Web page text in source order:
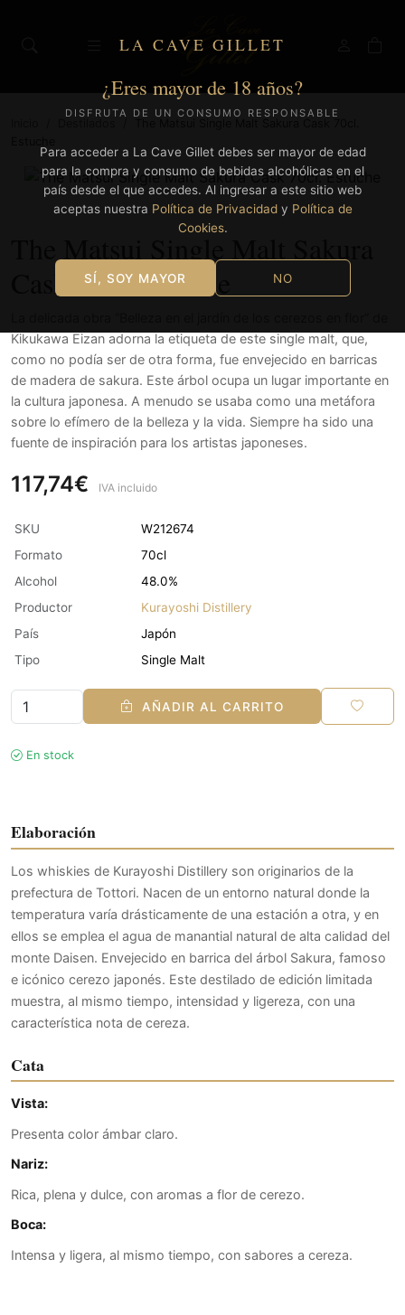
LA CAVE GILLET
¿Eres mayor de 18 años?
DISFRUTA DE UN CONSUMO RESPONSABLE
Para acceder a La Cave Gillet debes ser mayor de edad
para la compra y consumo de bebidas alcohólicas en el
país desde el que accedes. Al ingresar a este sitio web
aceptas nuestra Política de Privacidady Política de
Cookies.
SÍ, SOY MAYOR NO
Cask 70cl. Estuche
Kikukawa Eizan adorna la etiqueta de este single malt, que,
como no podía ser de otra forma, fue envejecido en barricas
de madera de sakura. Este árbol ocupa un lugar importante en
la cultura japonesa. A menudo se usaba como una metáfora
sobre lo efímero de la belleza y la vida. Siempre ha sido una
fuente de inspiración para los artistas japoneses.
117,74€ IVA incluido
SKU
W212674
Formato
70cl
Alcohol
48.0%
Productor
Kurayoshi Distillery
País
Japón
Tipo
Single Malt
AÑADIR AL CARRITO
En stock
Elaboración
Los whiskies de Kurayoshi Distillery son originarios de la
prefectura de Tottori. Nacen de un entorno natural donde la
temperatura varía drásticamente de una estación a otra, y en
ellos se emplea el agua de manantial natural de alta calidad del
monte Daisen. Envejecido en barrica del árbol Sakura, famoso
e icónico cerezo japonés. Este destilado de edición limitada
muestra, al mismo tiempo, intensidad y ligereza, con una
característica nota de cereza.
Cata
Vista:
Presenta color ámbar claro.
Nariz:
Rica, plena y dulce, con aromas a flor de cerezo.
Boca:
Intensa y ligera, al mismo tiempo, con sabores a cereza.